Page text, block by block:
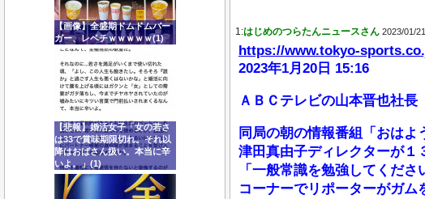
【画像】全盛期ドムドムバー
ガー、レベチｗｗｗｗｗ(1)
【悲報】婚活女子「女の若さ
は33で賞味期限切れ。それ以
降はおばさん扱い。本当に辛
いよ。」(1)
1:はじめのつらたんニュースさん 2023/01/
https://www.tokyo-
2023年1月20日 15:16
ＡＢＣテレビの山本晋也社
同局の朝の情報番組「おは
津田真由子ディレクターが１
「一般常識を勉強してくだ
コーナーでリポーターがガ